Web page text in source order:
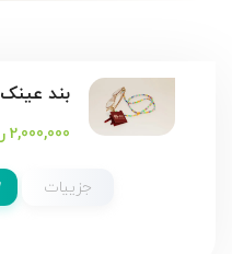
بند عینک 14
2,000,000 ریال
جزییات